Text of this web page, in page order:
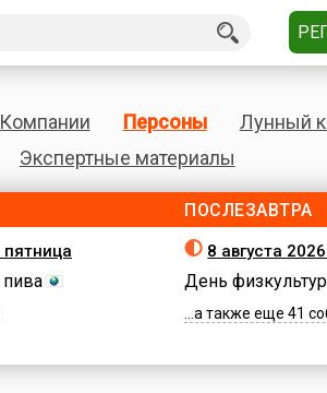
Компании Персоны
Лунный
Экспертные материалы
пятница
ПОСЛЕЗАВТРА
8 августа
День
...а также еще 41